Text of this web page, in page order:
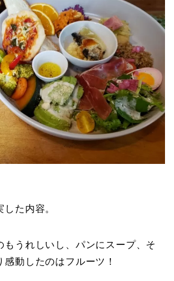
た内容。
もうれしいし、パンにスープ、そ
感動したのはフルーツ！